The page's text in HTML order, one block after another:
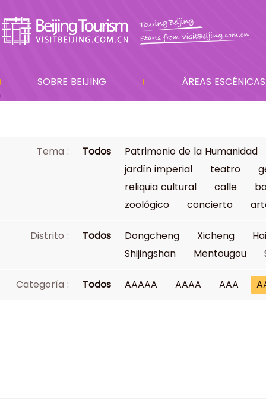
SOBRE BEIJING ÁREAS ESCÉNICAS
Tema : Todos
Patrimonio de la Humanidad
jardín imperial
teatro
reliquia cultural
calle
zoológico
concierto
Distrito : Todos Dongcheng Xicheng
Shijingshan
Mentougou
Categoría : Todos AAAAA AAAA AAA